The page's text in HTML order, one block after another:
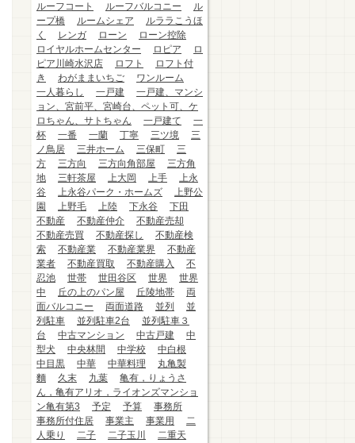
ルーフコート
ルーフバルコニー
ル
ープ橋
ルームシェア
ルララこうほ
く
レンガ ローン
ローン控除
ロイヤルホームセンター
ロピア
ロ
ピア川崎水沢店
ロフト
ロフト付
き
わがままいちご
ワンルーム
一人暮らし
一戸建
一戸建、マンシ
ョン、宮前平、宮崎台、ペット可、ケ
ロちゃん、サトちゃん
一戸建て
一
杯
一番 一蘭 丁寧 三ツ境
三
ノ鳥居
三井ホーム 三保町
三
方
三方向 三方向角部屋
三方角
地
三軒茶屋 上大岡 上手
上永
谷
上永谷パーク・ホームズ
上野公
園
上野毛 上陸 下永谷
下田
不動産
不動産仲介
不動産売却
不動産売買
不動産探し
不動産検
索
不動産業 不動産業界
不動産
業者
不動産買取 不動産購入
不
忍池
世帯 世田谷区 世界
世界
中
丘の上のパン屋 丘陵地帯
両
面バルコニー
両面道路 並列
並
列駐車
並列駐車2台
並列駐車３
台
中古マンション 中古戸建
中
型犬
中央林間 中学校
中白根
中目黒
中華 中華料理
丸亀製
麵
久末 九葉
亀有，りょうさ
ん，亀有アリオ，ライオンズマンショ
ン亀有第3
予定 予算
事務所
事務所付住居
事業主 事業用
二
人乗り
二子 二子玉川
二重天